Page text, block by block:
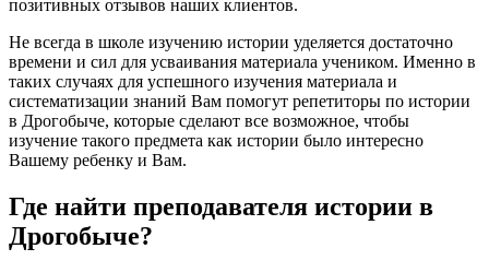
позитивных отзывов наших клиентов.
Не всегда в школе изучению истории уделяется достаточно
времени и сил для усваивания материала учеником. Именно в
таких случаях для успешного изучения материала и
систематизации знаний Вам помогут репетиторы по истории
в Дрогобыче, которые сделают все возможное, чтобы
изучение такого предмета как истории было интересно
Вашему ребенку и Вам.
Где найти преподавателя истории в
Дрогобыче?